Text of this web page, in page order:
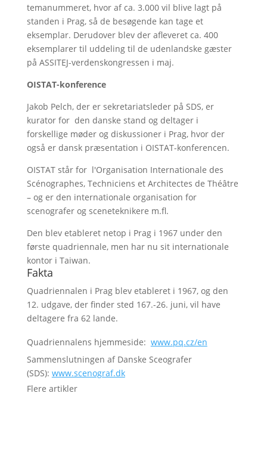
temanummeret, hvor af ca. 3.000 vil blive lagt på
standen i Prag, så de besøgende kan tage et
eksemplar. Derudover blev der afleveret ca. 400
eksemplarer til uddeling til de udenlandske gæster
på ASSITEJ-verdenskongressen i maj.
OISTAT-konference
Jakob Pelch, der er sekretariatsleder på SDS, er
kurator for den danske stand og deltager i
forskellige møder og diskussioner i Prag, hvor der
også er dansk præsentation i OISTAT-konferencen.
OISTAT står for l'Organisation Internationale des
Scénographes, Techniciens et Architectes de Théâtre
– og er den internationale organisation for
scenografer og sceneteknikere m.fl.
Den blev etableret netop i Prag i 1967 under den
første quadriennale, men har nu sit internationale
kontor i Taiwan.
Fakta
Quadriennalen i Prag blev etableret i 1967, og den
12. udgave, der finder sted 167.-26. juni, vil have
deltagere fra 62 lande.
Quadriennalens hjemmeside: www.pq.cz/en
Sammenslutningen af Danske Sceografer
(SDS): www.scenograf.dk
Flere artikler